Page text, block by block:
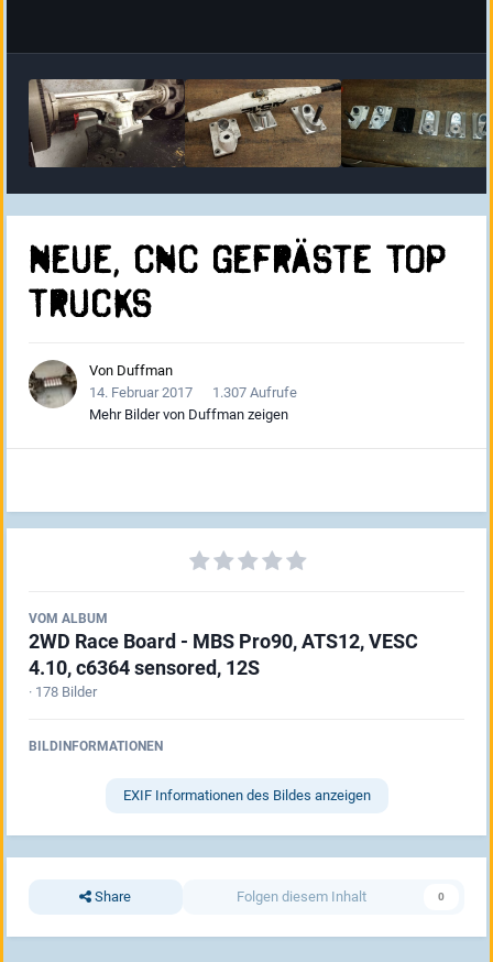
neue, CNC gefräste Top
Trucks
Von Duffman
14. Februar 2017
1.307 Aufrufe
Mehr Bilder von Duffman zeigen
VOM ALBUM
2WD Race Board - MBS Pro90, ATS12, VESC
4.10, c6364 sensored, 12S
· 178 Bilder
BILDINFORMATIONEN
EXIF Informationen des Bildes anzeigen
Share Folgen diesem Inhalt 0